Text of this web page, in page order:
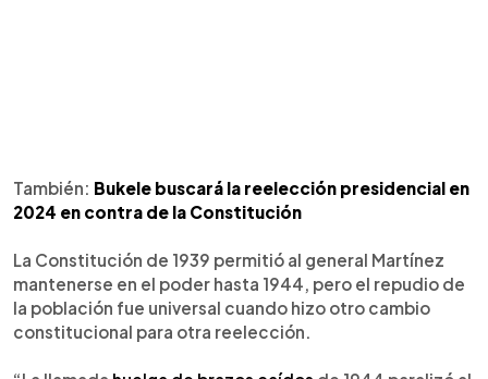
También: Bukele buscará la reelección presidencial en
2024 en contra de la Constitución
La Constitución de 1939 permitió al general Martínez
mantenerse en el poder hasta 1944, pero el repudio de
la población fue universal cuando hizo otro cambio
constitucional para otra reelección.